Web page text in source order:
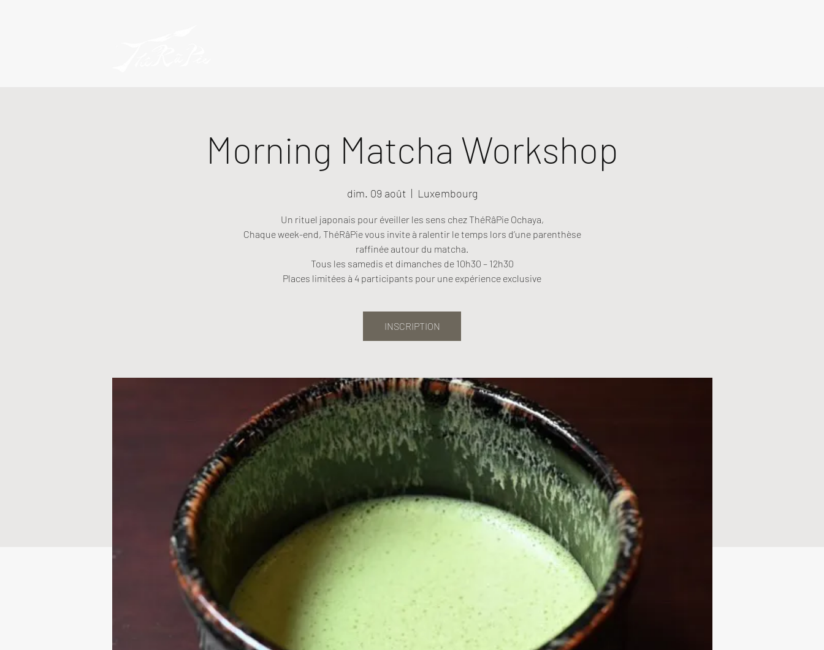
Morning Matcha Workshop
dim. 09 août
  |
Luxembourg
Un rituel japonais pour éveiller les sens chez ThéRâPie Ochaya,
Chaque week-end, ThéRâPie vous invite à ralentir le temps lors d’une parenthèse
raffinée autour du matcha.
Tous les samedis et dimanches de 10h30 – 12h30
Places limitées à 4 participants pour une expérience exclusive
INSCRIPTION